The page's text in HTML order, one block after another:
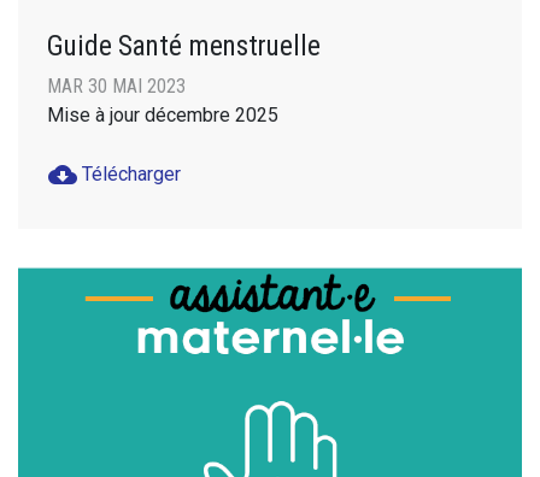
Guide Santé menstruelle
MAR 30 MAI 2023
Mise à jour décembre 2025
cloud_download Télécharger